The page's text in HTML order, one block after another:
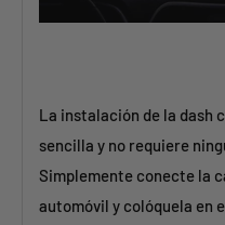
La instalación de la dash
sencilla y no requiere
Simplemente conecte la
automóvil y colóquela en